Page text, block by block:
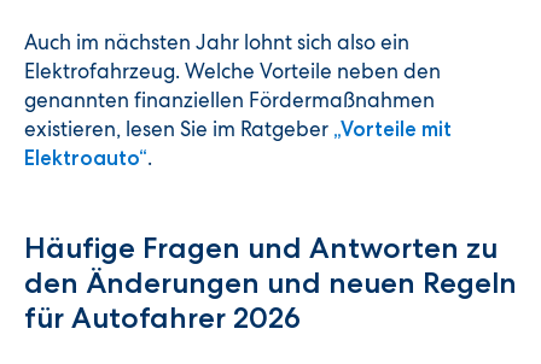
Auch im nächsten Jahr lohnt sich also ein
Elektrofahrzeug. Welche Vorteile neben den
genannten finanziellen Fördermaßnahmen
existieren, lesen Sie im Ratgeber „Vorteile mit
Elektroauto“.
Häufige Fragen und Antworten zu
den Änderungen und neuen Regeln
für Autofahrer 2026